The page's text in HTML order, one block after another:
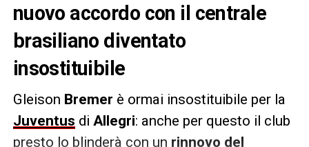
nuovo accordo con il centrale
brasiliano diventato
insostituibile
Gleison Bremer è ormai insostituibile per la
Juventus di Allegri: anche per questo il club
presto lo blinderà con un rinnovo del